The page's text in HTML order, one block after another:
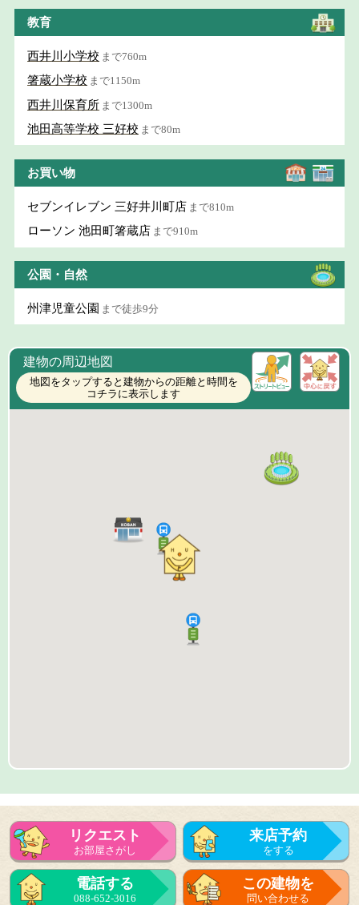
教育
西井川小学校 まで760m
箸蔵小学校 まで1150m
西井川保育所 まで1300m
池田高等学校 三好校 まで80m
お買い物
セブンイレブン 三好井川町店 まで810m
ローソン 池田町箸蔵店 まで910m
公園・自然
州津児童公園 まで徒歩9分
建物の周辺地図
地図をタップすると建物からの距離と時間を
コチラに表示します
リクエスト
お部屋さがし
来店予約
をする
来店予約
をする
電話する
088-652-3016
この建物を
問い合わせる